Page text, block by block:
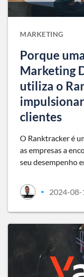
MARKETING
Porque
Marketing
utiliza o
impulsionar
clientes
O Ranktracker é
as empresas a
seu desempenho
• 2024-08-